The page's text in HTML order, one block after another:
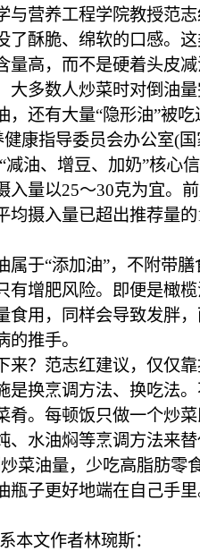
营养工程学院教授范志
了酥脆、绵软的口感。
量高，而不是硬着头皮
多数人炒菜时对倒油量
，还有大量“隐形油”被吃
康指导委员会办公室(国
油、增豆、加奶”核心
入量以25～30克为宜。
均摄入量已超出推荐量
于“添加油”，不附带膳
有增肥风险。即便是橄
食用，同样会导致发胖
推手。
？范志红建议，仅仅靠
是换烹调方法、换吃法
肴。每顿饭只做一个炒
、水油焖等烹调方法来
油量，少吃高脂肪零
瓶子更好地端在自己手
文作者林琬斯：